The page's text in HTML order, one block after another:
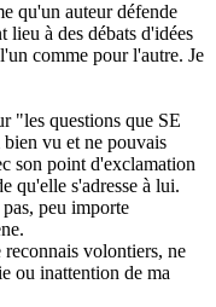
qu'un auteur défende
lieu à des débats d'idées
comme pour l'autre. Je
"les questions que SE
vu et ne pouvais
son point d'exclamation
qu'elle s'adresse à lui.
peu importe
volontiers, ne
ou inattention de ma